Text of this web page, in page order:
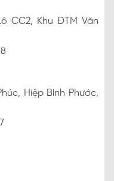
CC2, Khu ĐTM Văn
Hiệp Bình Phước,